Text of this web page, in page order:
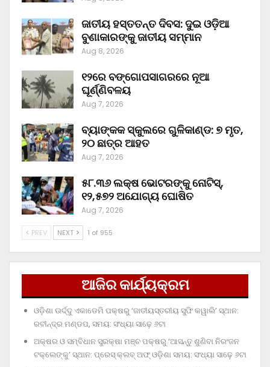
ଜାତୀୟ ହସ୍ତତନ୍ତ ଦିବସ: ଦୁଇ ଓଡ଼ିଆ
ବୁଣାକାରଙ୍କୁ ଜାତୀୟ ସମ୍ମାନ
Aug 8, 2026
୧୨ରେ ବଙ୍ଗୋପସାଗରରେ ନୂଆ
ଘୂର୍ଣ୍ଣିବଳୟ
Aug 7, 2026
ବ୍ୟାଙ୍କକ ସ୍କୁଲରେ ଗୁଳିକାଣ୍ଡ: ୭ ମୃତ,
୨୦ ଛାତ୍ର ଆହତ
Aug 7, 2026
୫୮.୩୬ ଲକ୍ଷ ଭୋଟରଙ୍କୁ ନୋଟିସ୍‌,
୧୨,୫୭୨ ଅଯୋଗ୍ୟ ଘୋଷିତ
Aug 7, 2026
PREV NEXT 1 of 955
ଆଜିର କାର୍ଯ୍ୟକ୍ରମ
ଓଡ଼ିଶା ଊର୍ଦ୍ଦୁ ଏକାଡେମି ପକ୍ଷରୁ ‘ଜାତୀୟସ୍ତରୀୟ ସୁଫି କୱାଲି’ ସ୍ଥାନ:
ରବୀନ୍ଦ୍ର ମଣ୍ଡପ, ସମୟ: ସଂଧ୍ୟା ସାଢ଼େ ୬ଟା
ଅକ୍ଷର ଓ ସମ୍ବିଧାନ ସୁରକ୍ଷା ମଞ୍ଚ ପକ୍ଷରୁ ‘ଆସନ୍ତୁ ଶୁଣିବା ନିରଂଜନ
ଟକ୍‌ଲେଙ୍କୁ’ ସ୍ଥାନ: ପ୍ରେସ୍‌ କ୍ଲବ୍‌ ଅଫ୍‌ ଓଡ଼ିଶା ସମୟ: ସଂଧ୍ୟା ସାଢ଼େ ୬ଟା